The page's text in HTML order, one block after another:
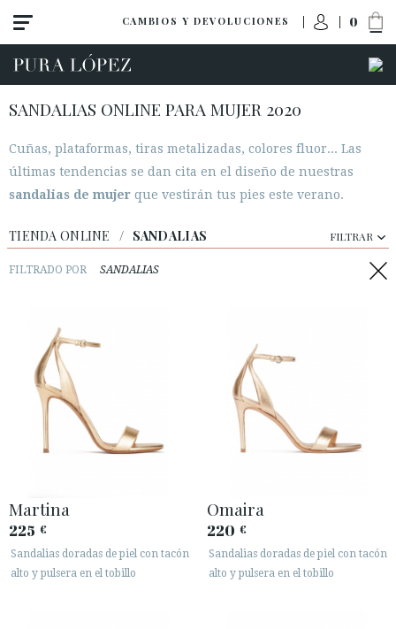
CAMBIOS Y DEVOLUCIONES 0
Ver todo
Novedades
Sandalias
Cuñas-plataformas
Planos
ACCESO A MI PEDIDO
SANDALIAS ONLINE PARA MUJER 2020
Cuñas, plataformas, tiras metalizadas, colores fluor... Las
últimas tendencias se dan cita en el diseño de nuestras
sandalias de mujer que vestirán tus pies este verano.
TIENDA ONLINE / SANDALIAS FILTRAR
FILTRADO POR SANDALIAS
Martina
225 €
Sandalias doradas de piel con tacón
alto y pulsera en el tobillo
Omaira
220 €
Sandalias doradas de piel con tacón
alto y pulsera en el tobillo